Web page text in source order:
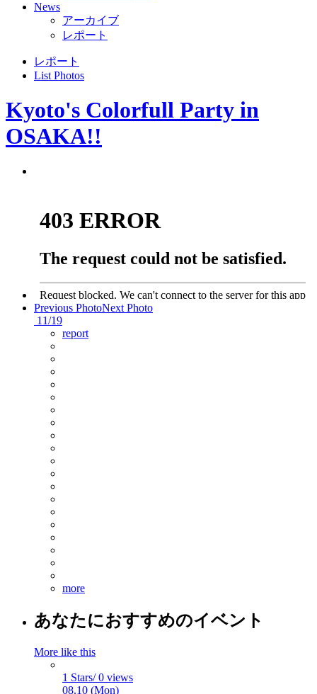
News
アーカイブ
レポート
レポート
List Photos
Kyoto's Colorfull Party in
OSAKA!!
Previous PhotoNext Photo
11/19
report
more
あなたにおすすめのイベント
More like this
1 Stars/ 0 views
08.10 (Mon)